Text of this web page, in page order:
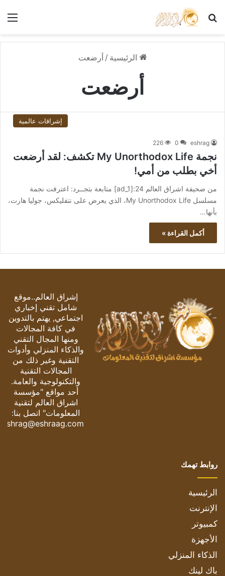
بحث عن
الرئيسية / أرضعت
أرضعت
إشراقات عالمية
eshrag
0
226
نجمة My Unorthodox Life تكشف: لقد أرضعت
أخي بطلب من أمي!
من صحيفة اشراق العالم 24:[ad_1] متابعة بتجــرد: اعترفت نجمة
مسلسل My Unorthodox Life، الذي يعرض على نتفليكس، جوليا هارت،
بأنها…
أكمل القراءة »
إشراق العالم..موقع
شامل تقني إخباري
اجتماعي, يهتم بالتدوين
في كافة المجالات
ومنها المجال التقني
والذكاء المنزلي وأدوات
التقنية وغير ذلك من
المجالات التقنية
والتكنولوجية والعامة.
أحد مواقع "مؤسسة
اشراق العالم لتقنية
المعلومات" اتصل بنا:
eshrag@eshraag.com
روابط تهمك
الرئيسية
الإنترنت
كمبيوتر
الأجهزة
الذكاء المنزلي
باك لينك